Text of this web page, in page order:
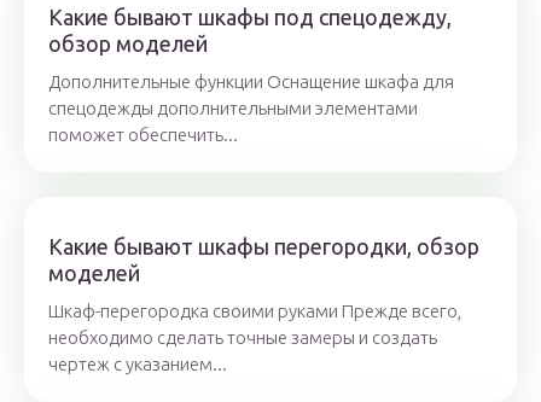
Какие бывают шкафы под спецодежду,
обзор моделей
Дополнительные функции Оснащение шкафа для
спецодежды дополнительными элементами
поможет обеспечить...
Какие бывают шкафы перегородки, обзор
моделей
Шкаф-перегородка своими руками Прежде всего,
необходимо сделать точные замеры и создать
чертеж с указанием...